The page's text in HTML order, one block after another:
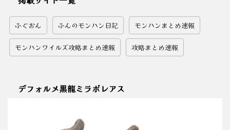
ふぐおん ふんのモンハン日記 モンハンまとめ速報
モンハンワイルズ攻略まとめ速報 攻略まとめ速報
デフォルメ黒龍ミラボレアス